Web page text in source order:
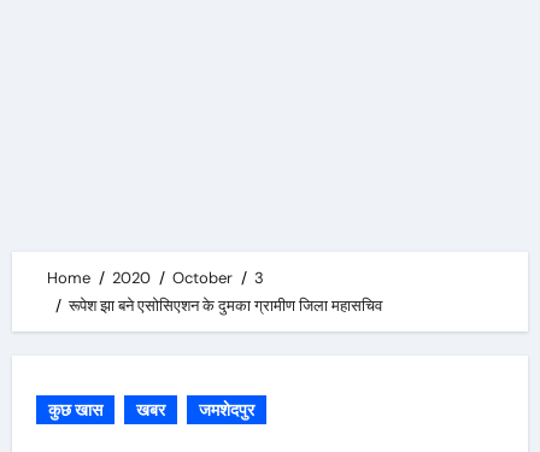
Home 2020 October
3
रूपेश झा बने एसोसिएशन के दुमका ग्रामीण जिला महासचिव
कुछ खास खबर जमशेदपुर